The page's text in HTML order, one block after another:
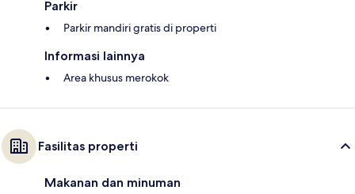
Parkir
Parkir mandiri gratis di properti
Informasi lainnya
Area khusus merokok
Fasilitas properti
Makanan dan minuman